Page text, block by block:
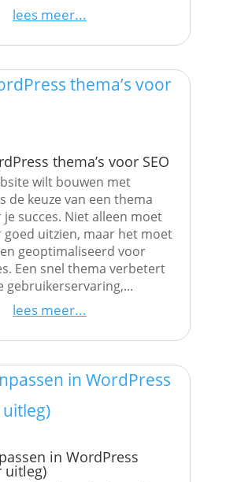
lees meer...
thema’s voor SEO
wilt bouwen met
de keuze van een thema
succes. Niet alleen moet
goed uitzien, maar het moet
geoptimaliseerd voor
Een snel thema verbetert
gebruikerservaring,...
lees meer...
in WordPress
uitleg)